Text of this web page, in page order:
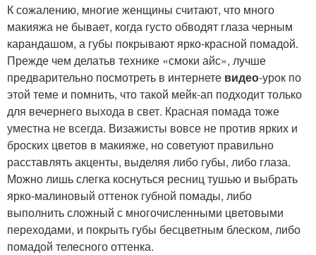
К сожалению, многие женщины считают, что много
макияжа не бывает, когда густо обводят глаза черным
карандашом, а губы покрывают ярко-красной помадой.
Прежде чем делатьв технике «смоки айс», лучше
предварительно посмотреть в интернете видео-урок по
этой теме и помнить, что такой мейк-ап подходит только
для вечернего выхода в свет. Красная помада тоже
уместна не всегда. Визажисты вовсе не против ярких и
броских цветов в макияже, но советуют правильно
расставлять акценты, выделяя либо губы, либо глаза.
Можно лишь слегка коснуться ресниц тушью и выбрать
ярко-малиновый оттенок губной помады, либо
выполнить сложный с многочисленными цветовыми
переходами, и покрыть губы бесцветным блеском, либо
помадой телесного оттенка.